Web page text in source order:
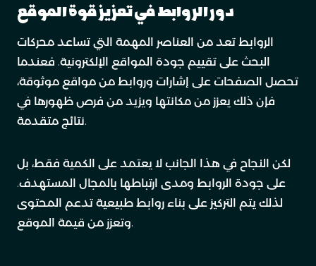
دور الروابط في تعزيز قوة الموقع
الروابط تعد من العناصر المهمة التي تساعد محركات
البحث على تقييم جودة المواقع الإلكترونية. فعندما
تحصل الصفحات على إشارات وروابط من مواقع موثوقة،
فإن ذلك يعزز من مكانتها ويزيد من فرص ظهورها في
نتائج متقدمة.
لكن النجاح في هذا الجانب لا يعتمد على الكمية فقط، بل
على جودة الروابط ومدى ارتباطها بالمجال المستهدف.
لذلك يتم التركيز على بناء روابط طبيعية تدعم المحتوى
وتعزز من قيمة الموقع.